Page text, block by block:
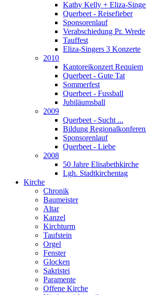
Kathy Kelly + Eliza-
Querbeet - Reisefieber
Sponsorenlauf
Verabschiedung Pr. Wrede
Tauffest
Eliza-Singers 3 Konzerte
2010
Kantoreikonzert Requiem
Querbeet - Gute Tat
Sommerfest
Querbeet - Fussball
Jubiläumsball
2009
Querbeet - Sucht ...
Bildung
Sponsorenlauf
Querbeet - Liebe
2008
50 Jahre Elisabethkirche
Lgh. Stadtkirchentag
Kirche
Chronik
Baumeister
Altar
Kanzel
Kirchturm
Taufstein
Orgel
Fenster
Glocken
Sakristei
Paramente
Offene Kirche